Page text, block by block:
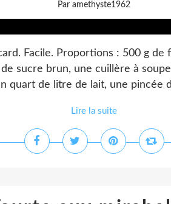
Par amethyste1962
Facile. Proportions : 500 g
sucre brun, une cuillère à soupe
quart de litre de lait, une pincée
Lire la suite